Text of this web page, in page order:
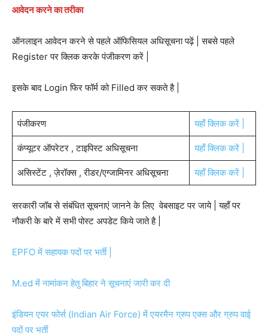
आवेदन करने का तरीका
ऑनलाइन आवेदन करने से पहले ऑफिसियल अधिसूचना पढ़ें | सबसे पहले
Register पर क्लिक करके पंजीकरण करें |
इसके बाद Login फिर फॉर्म को Filled कर सकते है |
पंजीकरण यहाँ क्लिक करें |
कंप्यूटर ऑपरेटर , टाइपिस्ट अधिसूचना यहाँ क्लिक करें |
असिस्टेंट , ज़ेरॉक्स , रीडर/एग्जामिनर अधिसूचना यहाँ क्लिक करें |
सरकारी जॉब से संबंधित सूचनाएं जानने के लिए वेबसाइट पर जाये | यहाँ पर
नौकरी के बारे में सभी पोस्ट अपडेट किये जाते है |
EPFO में सहायक पदों पर भर्ती |
M.ed में नामांकन हेतु बिहार ने सूचनाएं जारी कर दी
इंडियन एयर फोर्स (Indian Air Force) में एयरमैन ग्रुप एक्स और ग्रुप वाई
पदों पर भर्ती